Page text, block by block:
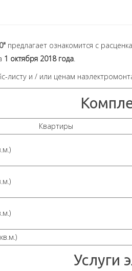
предлагает ознакомится с
1 октября 2018 года.
листу и / или ценам
Квартиры
Услуги